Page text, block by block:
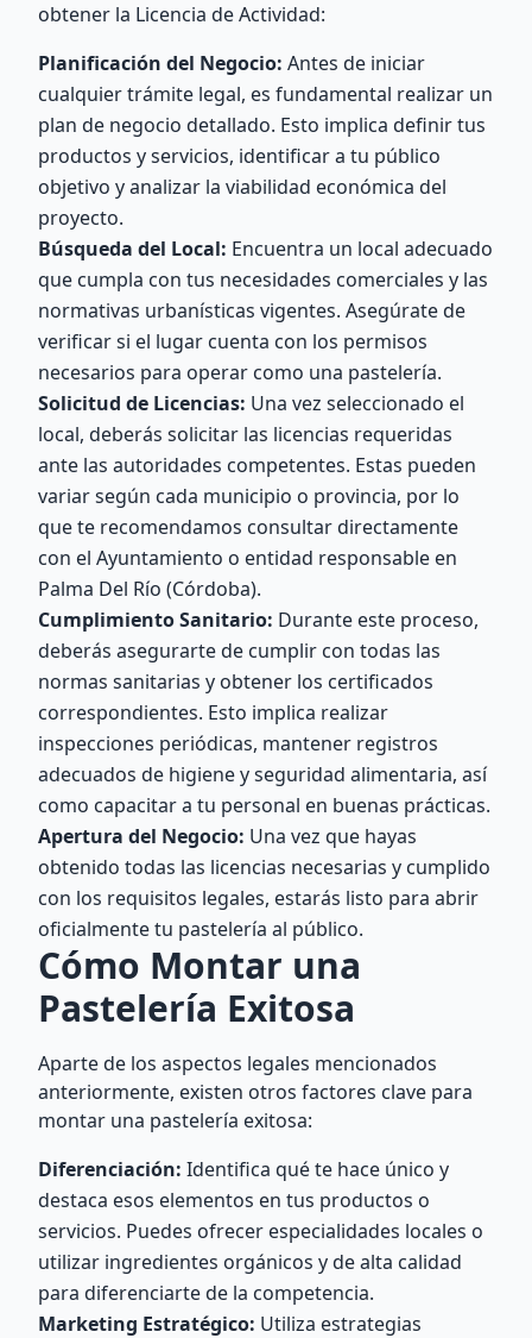
obtener la Licencia de Actividad:
Planificación del Negocio: Antes de iniciar
cualquier trámite legal, es fundamental realizar un
plan de negocio detallado. Esto implica definir tus
productos y servicios, identificar a tu público
objetivo y analizar la viabilidad económica del
proyecto.
Búsqueda del Local: Encuentra un local adecuado
que cumpla con tus necesidades comerciales y las
normativas urbanísticas vigentes. Asegúrate de
verificar si el lugar cuenta con los permisos
necesarios para operar como una pastelería.
Solicitud de Licencias: Una vez seleccionado el
local, deberás solicitar las licencias requeridas
ante las autoridades competentes. Estas pueden
variar según cada municipio o provincia, por lo
que te recomendamos consultar directamente
con el Ayuntamiento o entidad responsable en
Palma Del Río (Córdoba).
Cumplimiento Sanitario: Durante este proceso,
deberás asegurarte de cumplir con todas las
normas sanitarias y obtener los certificados
correspondientes. Esto implica realizar
inspecciones periódicas, mantener registros
adecuados de higiene y seguridad alimentaria, así
como capacitar a tu personal en buenas prácticas.
Apertura del Negocio: Una vez que hayas
obtenido todas las licencias necesarias y cumplido
con los requisitos legales, estarás listo para abrir
oficialmente tu pastelería al público.
Cómo Montar una
Pastelería Exitosa
Aparte de los aspectos legales mencionados
anteriormente, existen otros factores clave para
montar una pastelería exitosa:
Diferenciación: Identifica qué te hace único y
destaca esos elementos en tus productos o
servicios. Puedes ofrecer especialidades locales o
utilizar ingredientes orgánicos y de alta calidad
para diferenciarte de la competencia.
Marketing Estratégico: Utiliza estrategias